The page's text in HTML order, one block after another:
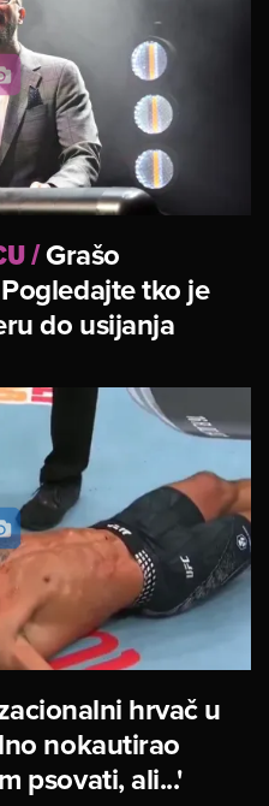
/Grašo
tko je
do usijanja
hrvač u
nokautirao
psovati, ali...'